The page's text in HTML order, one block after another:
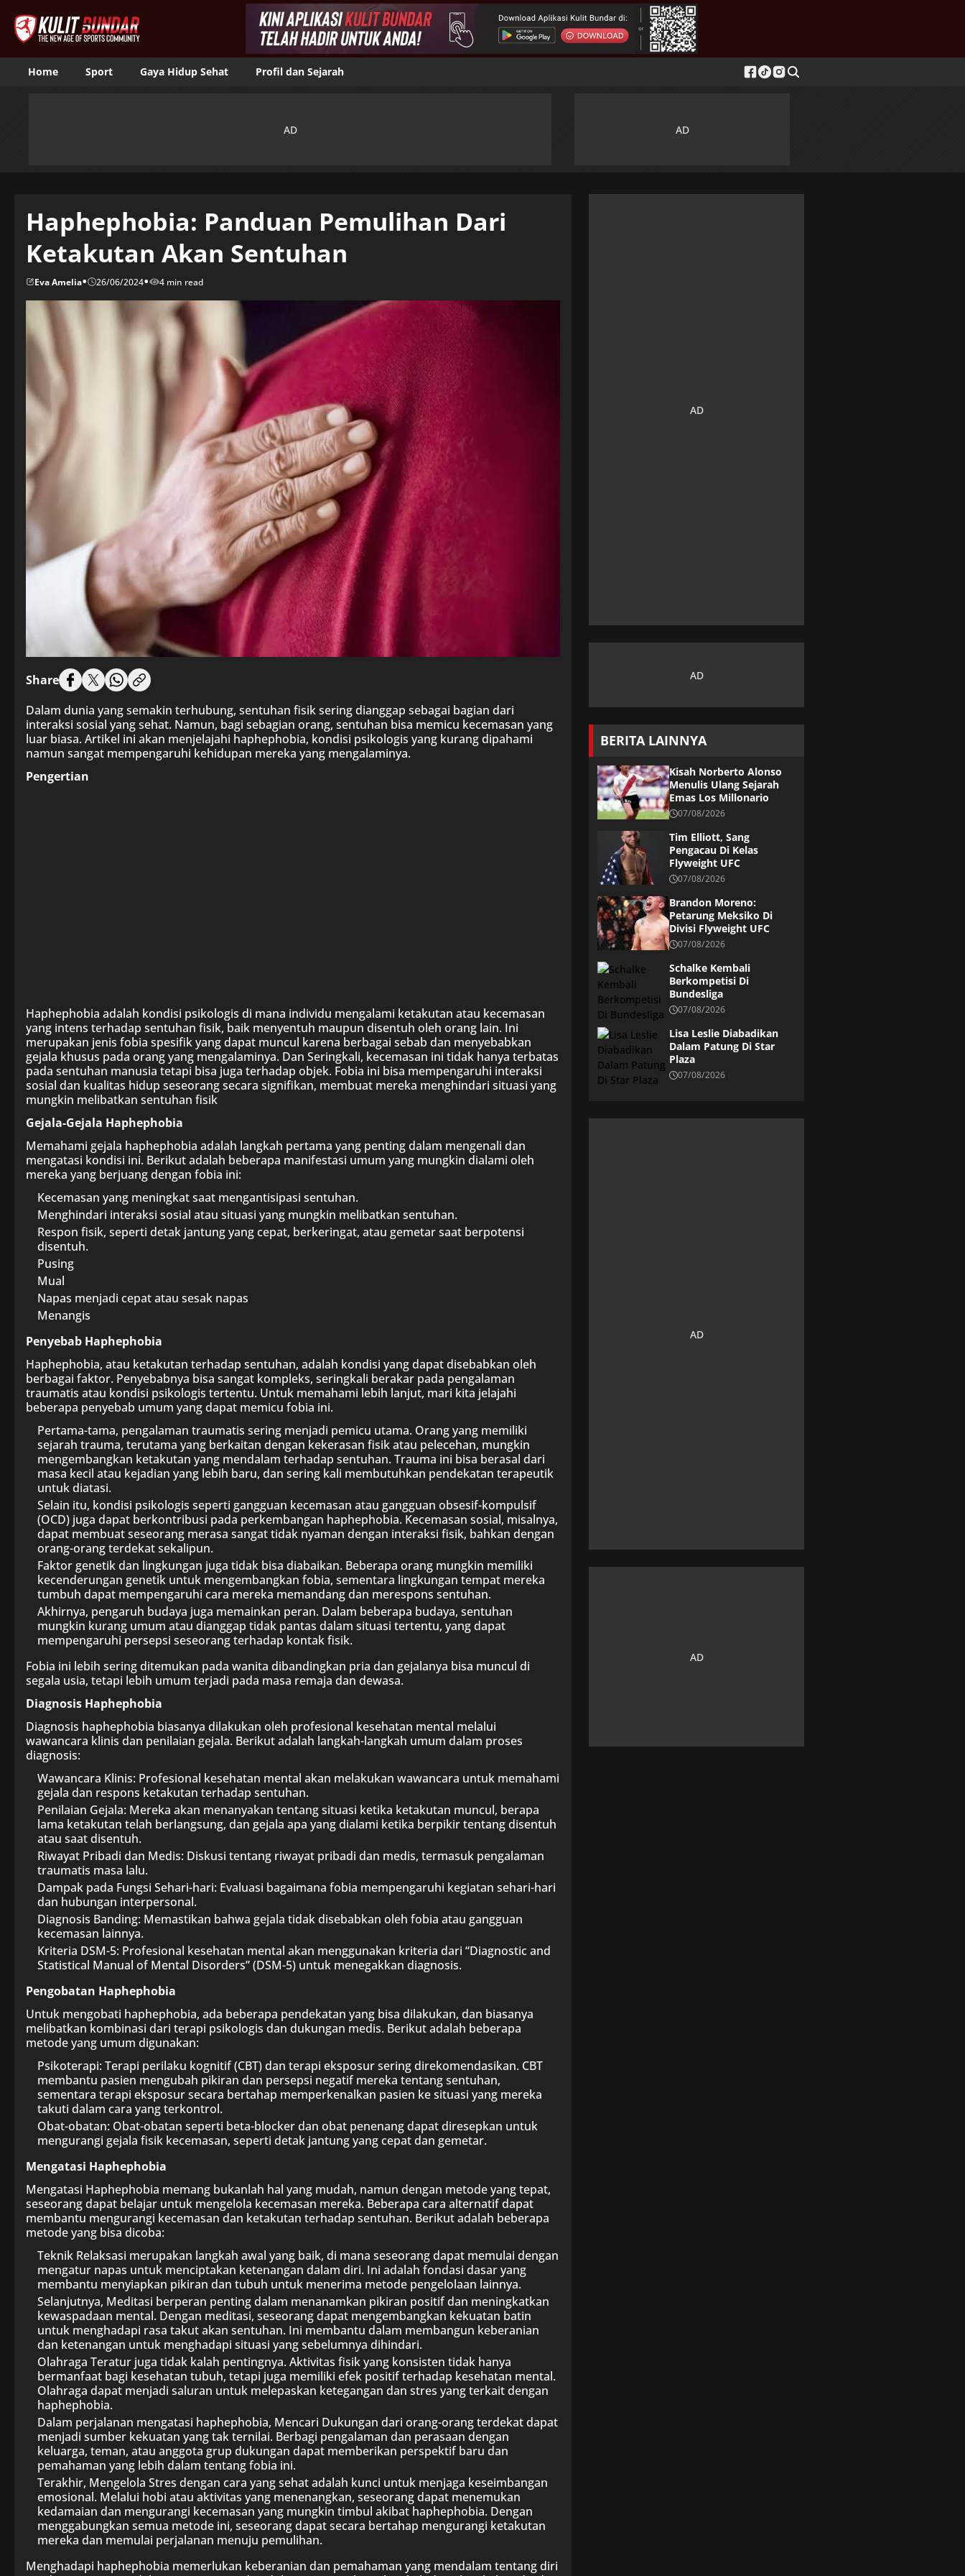
Home Sport Gaya Hidup Sehat Profil dan Sejarah
Haphephobia: Panduan Pemulihan Dari
Ketakutan Akan Sentuhan
Eva Amelia• 26/06/2024• 4 min read
Share
Dalam dunia yang semakin terhubung, sentuhan fisik sering dianggap sebagai bagian dari
interaksi sosial yang sehat. Namun, bagi sebagian orang, sentuhan bisa memicu kecemasan yang
luar biasa. Artikel ini akan menjelajahi haphephobia, kondisi psikologis yang kurang dipahami
namun sangat mempengaruhi kehidupan mereka yang mengalaminya.
Pengertian
Haphephobia adalah kondisi psikologis di mana individu mengalami ketakutan atau kecemasan
yang intens terhadap sentuhan fisik, baik menyentuh maupun disentuh oleh orang lain. Ini
merupakan jenis fobia spesifik yang dapat muncul karena berbagai sebab dan menyebabkan
gejala khusus pada orang yang mengalaminya. Dan Seringkali, kecemasan ini tidak hanya terbatas
pada sentuhan manusia tetapi bisa juga terhadap objek. Fobia ini bisa mempengaruhi interaksi
sosial dan kualitas hidup seseorang secara signifikan, membuat mereka menghindari situasi yang
mungkin melibatkan sentuhan fisik
Gejala-Gejala Haphephobia
Memahami gejala haphephobia adalah langkah pertama yang penting dalam mengenali dan
mengatasi kondisi ini. Berikut adalah beberapa manifestasi umum yang mungkin dialami oleh
mereka yang berjuang dengan fobia ini:
Kecemasan yang meningkat saat mengantisipasi sentuhan.
Menghindari interaksi sosial atau situasi yang mungkin melibatkan sentuhan.
Respon fisik, seperti detak jantung yang cepat, berkeringat, atau gemetar saat berpotensi
disentuh.
Pusing
Mual
Napas menjadi cepat atau sesak napas
Menangis
Penyebab Haphephobia
Haphephobia, atau ketakutan terhadap sentuhan, adalah kondisi yang dapat disebabkan oleh
berbagai faktor. Penyebabnya bisa sangat kompleks, seringkali berakar pada pengalaman
traumatis atau kondisi psikologis tertentu. Untuk memahami lebih lanjut, mari kita jelajahi
beberapa penyebab umum yang dapat memicu fobia ini.
Pertama-tama, pengalaman traumatis sering menjadi pemicu utama. Orang yang memiliki
sejarah trauma, terutama yang berkaitan dengan kekerasan fisik atau pelecehan, mungkin
mengembangkan ketakutan yang mendalam terhadap sentuhan. Trauma ini bisa berasal dari
masa kecil atau kejadian yang lebih baru, dan sering kali membutuhkan pendekatan terapeutik
untuk diatasi.
Selain itu, kondisi psikologis seperti gangguan kecemasan atau gangguan obsesif-kompulsif
(OCD) juga dapat berkontribusi pada perkembangan haphephobia. Kecemasan sosial, misalnya,
dapat membuat seseorang merasa sangat tidak nyaman dengan interaksi fisik, bahkan dengan
orang-orang terdekat sekalipun.
Faktor genetik dan lingkungan juga tidak bisa diabaikan. Beberapa orang mungkin memiliki
kecenderungan genetik untuk mengembangkan fobia, sementara lingkungan tempat mereka
tumbuh dapat mempengaruhi cara mereka memandang dan merespons sentuhan.
Akhirnya, pengaruh budaya juga memainkan peran. Dalam beberapa budaya, sentuhan
mungkin kurang umum atau dianggap tidak pantas dalam situasi tertentu, yang dapat
mempengaruhi persepsi seseorang terhadap kontak fisik.
Fobia ini lebih sering ditemukan pada wanita dibandingkan pria dan gejalanya bisa muncul di
segala usia, tetapi lebih umum terjadi pada masa remaja dan dewasa.
Diagnosis Haphephobia
Diagnosis haphephobia biasanya dilakukan oleh profesional kesehatan mental melalui
wawancara klinis dan penilaian gejala. Berikut adalah langkah-langkah umum dalam proses
diagnosis:
Wawancara Klinis: Profesional kesehatan mental akan melakukan wawancara untuk memahami
gejala dan respons ketakutan terhadap sentuhan.
Penilaian Gejala: Mereka akan menanyakan tentang situasi ketika ketakutan muncul, berapa
lama ketakutan telah berlangsung, dan gejala apa yang dialami ketika berpikir tentang disentuh
atau saat disentuh.
Riwayat Pribadi dan Medis: Diskusi tentang riwayat pribadi dan medis, termasuk pengalaman
traumatis masa lalu.
Dampak pada Fungsi Sehari-hari: Evaluasi bagaimana fobia mempengaruhi kegiatan sehari-hari
dan hubungan interpersonal.
Diagnosis Banding: Memastikan bahwa gejala tidak disebabkan oleh fobia atau gangguan
kecemasan lainnya.
Kriteria DSM-5: Profesional kesehatan mental akan menggunakan kriteria dari “Diagnostic and
Statistical Manual of Mental Disorders” (DSM-5) untuk menegakkan diagnosis.
Pengobatan Haphephobia
Untuk mengobati haphephobia, ada beberapa pendekatan yang bisa dilakukan, dan biasanya
melibatkan kombinasi dari terapi psikologis dan dukungan medis. Berikut adalah beberapa
metode yang umum digunakan:
Psikoterapi: Terapi perilaku kognitif (CBT) dan terapi eksposur sering direkomendasikan. CBT
membantu pasien mengubah pikiran dan persepsi negatif mereka tentang sentuhan,
sementara terapi eksposur secara bertahap memperkenalkan pasien ke situasi yang mereka
takuti dalam cara yang terkontrol.
Obat-obatan: Obat-obatan seperti beta-blocker dan obat penenang dapat diresepkan untuk
mengurangi gejala fisik kecemasan, seperti detak jantung yang cepat dan gemetar.
Mengatasi Haphephobia
Mengatasi Haphephobia memang bukanlah hal yang mudah, namun dengan metode yang tepat,
seseorang dapat belajar untuk mengelola kecemasan mereka. Beberapa cara alternatif dapat
membantu mengurangi kecemasan dan ketakutan terhadap sentuhan. Berikut adalah beberapa
metode yang bisa dicoba:
Teknik Relaksasi merupakan langkah awal yang baik, di mana seseorang dapat memulai dengan
mengatur napas untuk menciptakan ketenangan dalam diri. Ini adalah fondasi dasar yang
membantu menyiapkan pikiran dan tubuh untuk menerima metode pengelolaan lainnya.
Selanjutnya, Meditasi berperan penting dalam menanamkan pikiran positif dan meningkatkan
kewaspadaan mental. Dengan meditasi, seseorang dapat mengembangkan kekuatan batin
untuk menghadapi rasa takut akan sentuhan. Ini membantu dalam membangun keberanian
dan ketenangan untuk menghadapi situasi yang sebelumnya dihindari.
Olahraga Teratur juga tidak kalah pentingnya. Aktivitas fisik yang konsisten tidak hanya
bermanfaat bagi kesehatan tubuh, tetapi juga memiliki efek positif terhadap kesehatan mental.
Olahraga dapat menjadi saluran untuk melepaskan ketegangan dan stres yang terkait dengan
haphephobia.
Dalam perjalanan mengatasi haphephobia, Mencari Dukungan dari orang-orang terdekat dapat
menjadi sumber kekuatan yang tak ternilai. Berbagi pengalaman dan perasaan dengan
keluarga, teman, atau anggota grup dukungan dapat memberikan perspektif baru dan
pemahaman yang lebih dalam tentang fobia ini.
Terakhir, Mengelola Stres dengan cara yang sehat adalah kunci untuk menjaga keseimbangan
emosional. Melalui hobi atau aktivitas yang menenangkan, seseorang dapat menemukan
kedamaian dan mengurangi kecemasan yang mungkin timbul akibat haphephobia. Dengan
menggabungkan semua metode ini, seseorang dapat secara bertahap mengurangi ketakutan
mereka dan memulai perjalanan menuju pemulihan.
Menghadapi haphephobia memerlukan keberanian dan pemahaman yang mendalam tentang diri
BERITA LAINNYA
Kisah Norberto Alonso
Menulis Ulang Sejarah
Emas Los Millonario
07/08/2026
Tim Elliott, Sang
Pengacau Di Kelas
Flyweight UFC
07/08/2026
Brandon Moreno:
Petarung Meksiko Di
Divisi Flyweight UFC
07/08/2026
Schalke Kembali
Berkompetisi Di
Bundesliga
07/08/2026
Lisa Leslie Diabadikan
Dalam Patung Di Star
Plaza
07/08/2026